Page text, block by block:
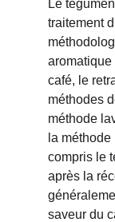
Le
traitement
aromatique
café, le
méthodes
méthode
la
compris le
après la
saveur du